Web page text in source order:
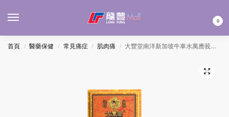
0
首頁 / 醫藥保健 / 常見痛症 / 肌肉痛 / 大豐堂南洋新加坡牛車水萬應莪朮油 60ML